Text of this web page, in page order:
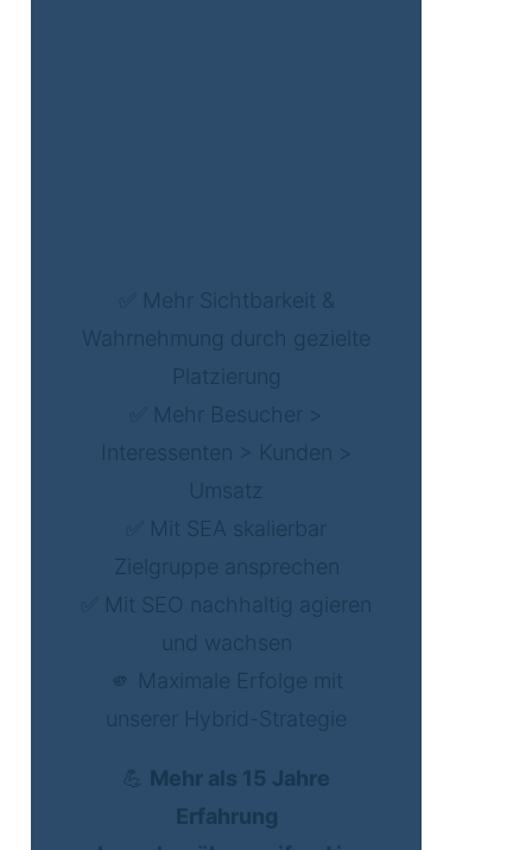
✅ Mehr Sichtbarkeit &
Wahrnehmung durch gezielte
Platzierung
✅ Mehr Besucher >
Interessenten > Kunden >
Umsatz
✅ Mit SEA skalierbar
Zielgruppe ansprechen
✅ Mit SEO nachhaltig agieren
und wachsen
🫵 Maximale Erfolge mit
unserer Hybrid-Strategie
💪
Mehr als 15 Jahre
Erfahrung